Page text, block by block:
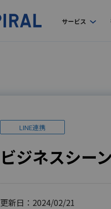
サービス
LINE連携
ビジネスシー
更新日：2024/02/21